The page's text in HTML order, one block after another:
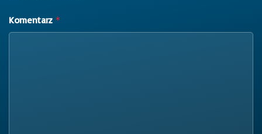
Komentarz *